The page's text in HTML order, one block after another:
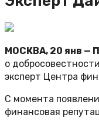
МОСКВА, 20 янв —
о
эксперт Центра
С момента
финансовая